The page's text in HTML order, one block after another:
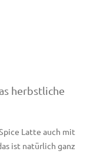
herbstliche
Latte auch mit
ist natürlich ganz